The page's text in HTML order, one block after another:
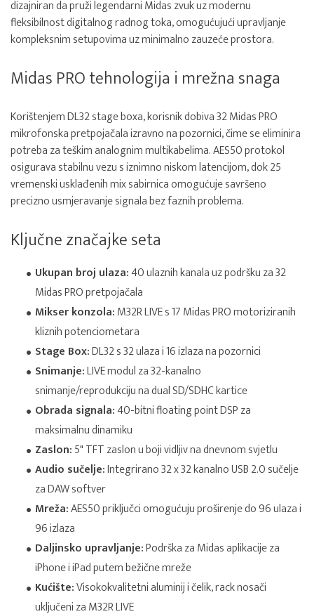
dizajniran da pruži legendarni Midas zvuk uz modernu
fleksibilnost digitalnog radnog toka, omogućujući upravljanje
kompleksnim setupovima uz minimalno zauzeće prostora.
Midas PRO tehnologija i mrežna snaga
Korištenjem DL32 stage boxa, korisnik dobiva 32 Midas PRO
mikrofonska pretpojačala izravno na pozornici, čime se eliminira
potreba za teškim analognim multikabelima. AES50 protokol
osigurava stabilnu vezu s iznimno niskom latencijom, dok 25
vremenski usklađenih mix sabirnica omogućuje savršeno
precizno usmjeravanje signala bez faznih problema.
Ključne značajke seta
Ukupan broj ulaza:40 ulaznih kanala uz podršku za 32
Midas PRO pretpojačala
Mikser konzola:M32R LIVE s 17 Midas PRO motoriziranih
kliznih potenciometara
Stage Box:DL32 s 32 ulaza i 16 izlaza na pozornici
Snimanje:LIVE modul za 32-kanalno
snimanje/reprodukciju na dual SD/SDHC kartice
Obrada signala:40-bitni floating point DSP za
maksimalnu dinamiku
Zaslon:5" TFT zaslon u boji vidljiv na dnevnom svjetlu
Audio sučelje:Integrirano 32 x 32 kanalno USB 2.0 sučelje
za DAW softver
Mreža:AES50 priključci omogućuju proširenje do 96 ulaza i
96 izlaza
Daljinsko upravljanje:Podrška za Midas aplikacije za
iPhone i iPad putem bežične mreže
Kućište:Visokokvalitetni aluminij i čelik, rack nosači
uključeni za M32R LIVE